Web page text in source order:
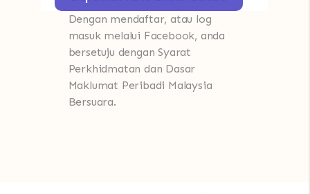
Dengan mendaftar, atau log
masuk melalui Facebook, anda
bersetuju dengan Syarat
Perkhidmatan dan Dasar
Maklumat Peribadi Malaysia
Bersuara.